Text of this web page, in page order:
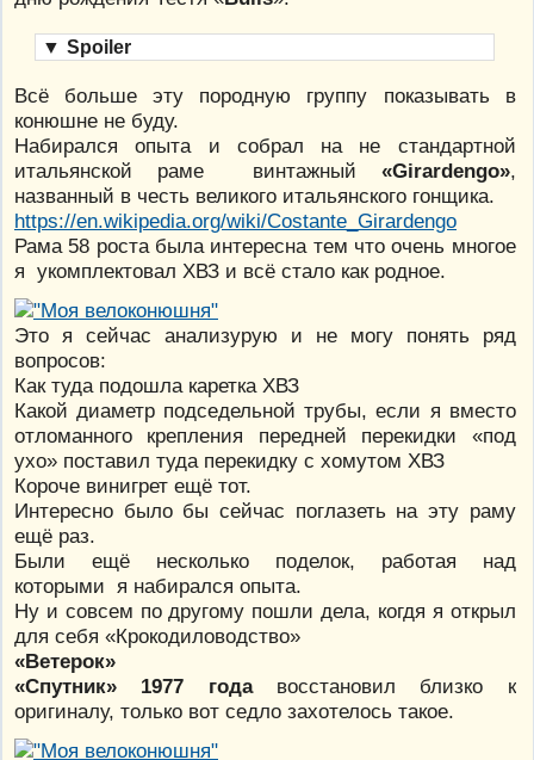
▼ Spoiler
Всё больше эту породную группу показывать в
конюшне не буду.
Набирался опыта и собрал на не стандартной
итальянской раме винтажный «Girardengo»,
названный в честь великого итальянского гонщика.
https://en.wikipedia.org/wiki/Costante_Girardengo
Рама 58 роста была интересна тем что очень многое
я укомплектовал ХВЗ и всё стало как родное.
Это я сейчас анализурую и не могу понять ряд
вопросов:
Как туда подошла каретка ХВЗ
Какой диаметр подседельной трубы, если я вместо
отломанного крепления передней перекидки «под
ухо» поставил туда перекидку с хомутом ХВЗ
Короче винигрет ещё тот.
Интересно было бы сейчас поглазеть на эту раму
ещё раз.
Были ещё несколько поделок, работая над
которыми я набирался опыта.
Ну и совсем по другому пошли дела, когдя я открыл
для себя «Крокодиловодство»
«Ветерок»
«Спутник» 1977 годавосстановил близко к
оригиналу, только вот седло захотелось такое.